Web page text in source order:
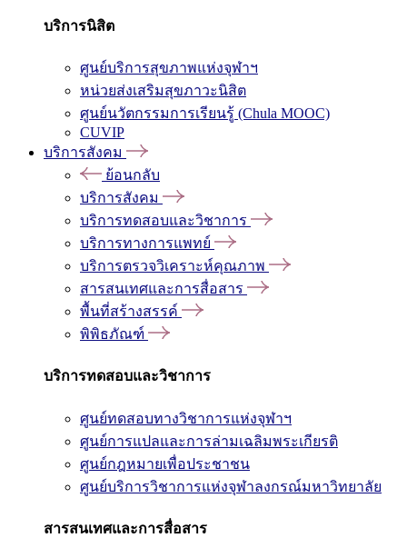
บริการนิสิต
ศูนย์บริการสุขภาพแห่งจุฬาฯ
หน่วยส่งเสริมสุขภาวะนิสิต
ศูนย์นวัตกรรมการเรียนรู้ (Chula MOOC)
CUVIP
บริการสังคม
ย้อนกลับ
บริการสังคม
บริการทดสอบและวิชาการ
บริการทางการแพทย์
บริการตรวจวิเคราะห์คุณภาพ
สารสนเทศและการสื่อสาร
พื้นที่สร้างสรรค์
พิพิธภัณฑ์
บริการทดสอบและวิชาการ
ศูนย์ทดสอบทางวิชาการแห่งจุฬาฯ
ศูนย์การแปลและการล่ามเฉลิมพระเกียรติ
ศูนย์กฎหมายเพื่อประชาชน
ศูนย์บริการวิชาการแห่งจุฬาลงกรณ์มหาวิทยาลัย
สารสนเทศและการสื่อสาร